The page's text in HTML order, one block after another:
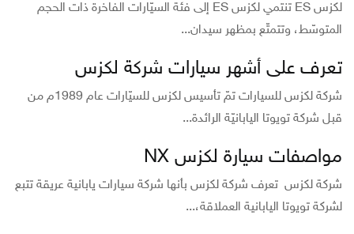
لكزس ES تنتمي لكزس ES إلى فئة السيّارات الفاخرة ذات الحجم
المتوسّط، وتتمتّع بمظهر سيدان...
تعرف على أشهر سيارات شركة لكزس
شركة لكزس للسيارات تمّ تأسيس لكزس للسيّارات عام 1989م من
قبل شركة تويوتا اليابانيّة الرائدة...
مواصفات سيارة لكزس NX
شركة لكزس تعرف شركة لكزس بأنها شركة سيارات يابانية عريقة تتبع
لشركة تويوتا اليابانية العملاقة،...